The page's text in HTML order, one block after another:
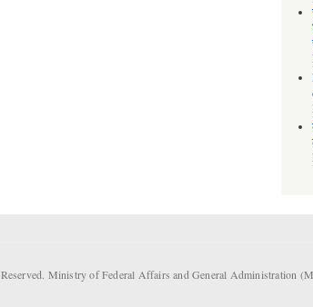
Ministry of Federal Affairs and General Administration